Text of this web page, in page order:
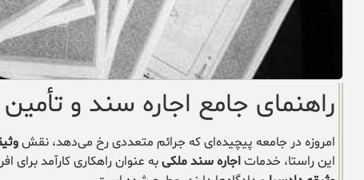
راهنمای جامع اجاره سند و
امروزه در جامعه پیچیده‌ای که جرائم متعددی رخ می‌دهد، نقش
این راستا، خدماتاجاره سند ملکیبه عنوان راهکاری کارآمد برای